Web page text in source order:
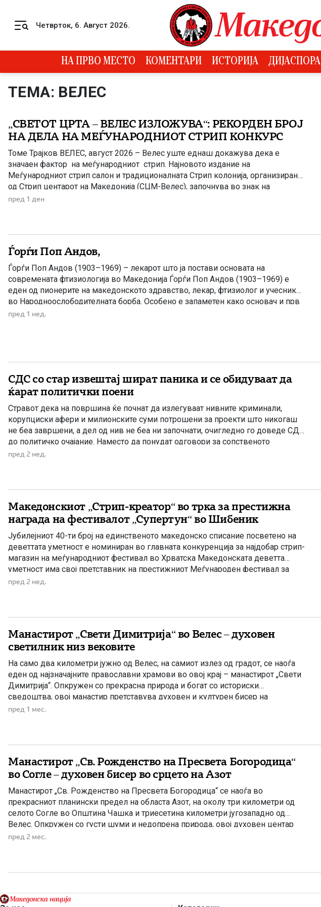
Четврток, 6. Август 2026.
НА ПРВО МЕСТО КОМЕНТАРИ ИСТОРИЈА ДИЈАСПОРА
ТЕМА: ВЕЛЕС
„СВЕТОТ ЦРТА – ВЕЛЕС ИЗЛОЖУВА“: РЕКОРДЕН БРОЈ
НА ДЕЛА НА МЕЃУНАРОДНИОТ СТРИП КОНКУРС
Томе Трајков ВЕЛЕС, август 2026 – Велес уште еднаш докажува дека е
значаен фактор на меѓународниот стрип. Најновото издание на
Меѓународниот стрип салон и традиционалната Стрип колонија, организирани
од Стрип центарот на Македонија (СЦМ-Велес), започнува во знак на
историски успеси – голем бран на пријавени дела на меѓународниот конкурс.
пред 1 ден
Ѓорѓи Поп Андов,
Ѓорѓи Поп Андов (1903–1969) – лекарот што ја постави основата на
современата фтизиологија во Македонија Ѓорѓи Поп Андов (1903–1969) е
еден од пионерите на македонското здравство, лекар, фтизиолог и учесник
во Народноослободителната борба. Особено е запаметен како основач и прв
управник на Специјалната болница за туберкулоза во Битола, институција која
пред 1 нед.
СДС со стар извештај шират паника и се обидуваат да
ќарат политички поени
Стравот дека на површина ќе почнат да излегуваат нивните криминали,
корупциски афери и милионските суми потрошени за проекти што никогаш
не беа завршени, а дел од нив не беа ни започнати, очигледно го доведе СДС
до политичко очајание. Наместо да понудат одговори за сопственото
владеење и за парите на граѓаните што исчезнуваа во сомнителни тендери,
пред 2 нед.
Македонскиот „Стрип-креатор“ во трка за престижна
награда на фестивалот „Супертун“ во Шибеник
Јубилејниот 40-ти број на единственото македонско списание посветено на
деветтата уметност е номиниран во главната конкуренција за најдобар стрип-
магазин на меѓународниот фестивал во Хрватска Македонската деветта
уметност има свој претставник на престижниот Меѓународен фестивал за
анимација и стрип „Супертун“ (Supertoon), кој од 20 до 24 јули се одржува на
пред 2 нед.
Манастирот „Свети Димитрија“ во Велес – духовен
светилник низ вековите
На само два километри јужно од Велес, на самиот излез од градот, се наоѓа
еден од најзначајните православни храмови во овој крај – манастирот „Свети
Димитрија“. Опкружен со прекрасна природа и богат со историски
сведоштва, овој манастир претставува духовен и културен бисер на
Македонија. Според историските извори и сведоштвата на патеписци,
пред 1 мес.
Манастирот „Св. Рожденство на Пресвета Богородица“
во Согле – духовен бисер во срцето на Азот
Манастирот „Св. Рожденство на Пресвета Богородица“ се наоѓа во
прекрасниот планински предел на областа Азот, на околу три километри од
селото Согле во Општина Чашка и триесетина километри југозападно од
Велес. Опкружен со густи шуми и недопрена природа, овој духовен центар
претставува едно од најзначајните светилишта во регионот. Иако за неговото
пред 2 мес.